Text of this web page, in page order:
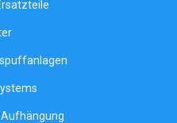
Aufhängung